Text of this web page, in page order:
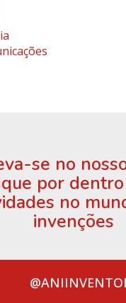
se no
por
no
invenções